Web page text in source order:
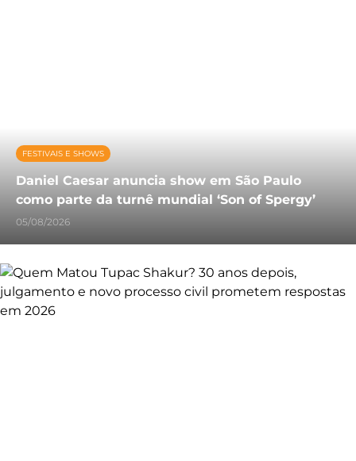
FESTIVAIS E SHOWS
Daniel Caesar anuncia show em São Paulo
como parte da turnê mundial ‘Son of Spergy’
05/08/2026